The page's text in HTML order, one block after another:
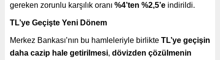
gereken zorunlu karşılık oranı %4’ten %2,5’e indirildi.
TL’ye Geçişte Yeni Dönem
Merkez Bankası’nın bu hamleleriyle birlikte TL’ye geçişin
daha cazip hale getirilmesi, dövizden çözülmenin